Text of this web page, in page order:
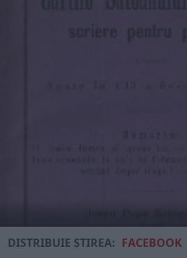
DISTRIBUIE ȘTIREA: FACEBOOK